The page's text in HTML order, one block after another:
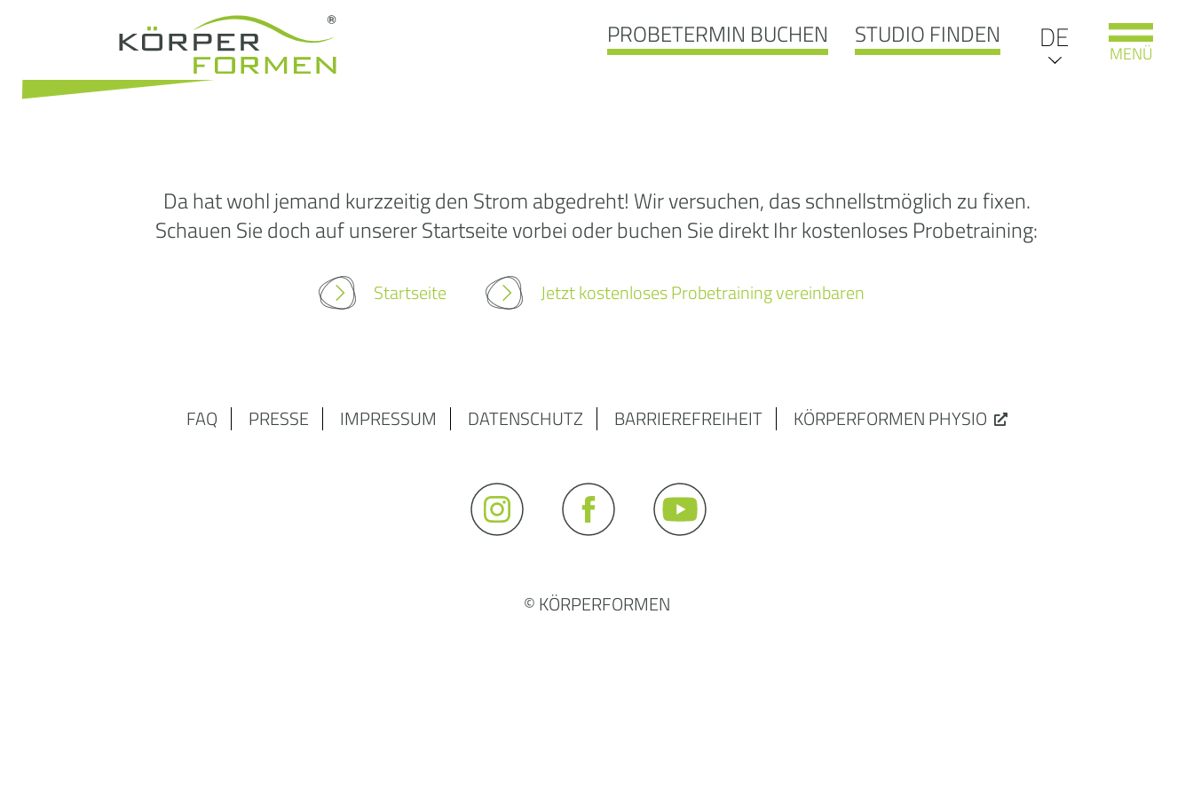
PROBETERMIN BUCHEN STUDIO FINDEN DE
EN
MENÜ
Ooooooooooooooops
404:
Die gesuchte Seite
wurde leider nicht
Da hat wohl jemand kurzzeitig den Strom abgedreht! Wir versuchen, das schnellstmöglich zu fixen.
Schauen Sie doch auf unserer Startseite vorbei oder buchen Sie direkt Ihr kostenloses Probetraining:
Startseite Jetzt kostenloses Probetraining vereinbaren
FAQ PRESSE IMPRESSUM DATENSCHUTZ BARRIEREFREIHEIT KÖRPERFORMEN PHYSIO
© KÖRPERFORMEN